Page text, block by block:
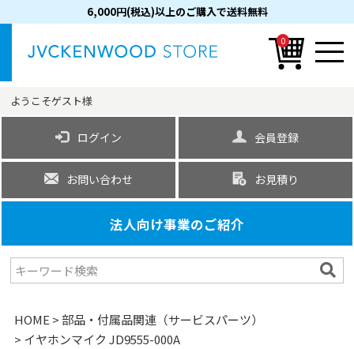
6,000円(税込)以上のご購入で送料無料
0
ようこそゲスト様
ログイン 会員登録
お問い合わせ お見積り
法人向け事業のご紹介
HOME
部品・付属品関連（サービスパーツ）
イヤホンマイク JD9555-000A